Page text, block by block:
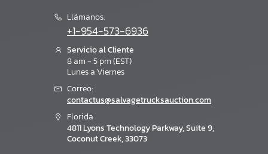
Llámanos:
+1-954-573-6936
Servicio al Cliente
8 am - 5 pm (EST)
Lunes a Viernes
Correo:
contactus@salvagetrucksauction.com
Florida
4811 Lyons Technology Parkway, Suite 9,
Coconut Creek, 33073